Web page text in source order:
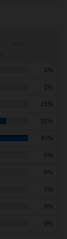
3%
2%
15%
32%
40%
6%
0%
2%
0%
0%